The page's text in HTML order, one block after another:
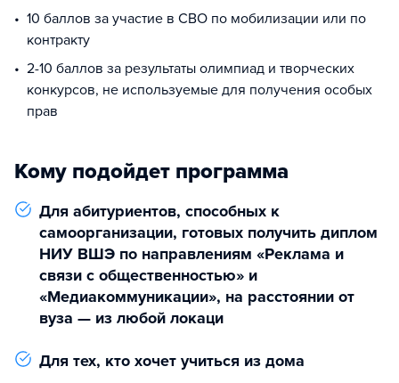
10 баллов за участие в СВО по мобилизации или по
контракту
2-10 баллов за результаты олимпиад и творческих
конкурсов, не используемые для получения особых
прав
Кому подойдет программа
Для абитуриентов, способных к
самоорганизации, готовых получить диплом
НИУ ВШЭ по направлениям «Реклама и
связи с общественностью» и
«Медиакоммуникации», на расстоянии от
вуза — из любой локаци
Для тех, кто хочет учиться из дома